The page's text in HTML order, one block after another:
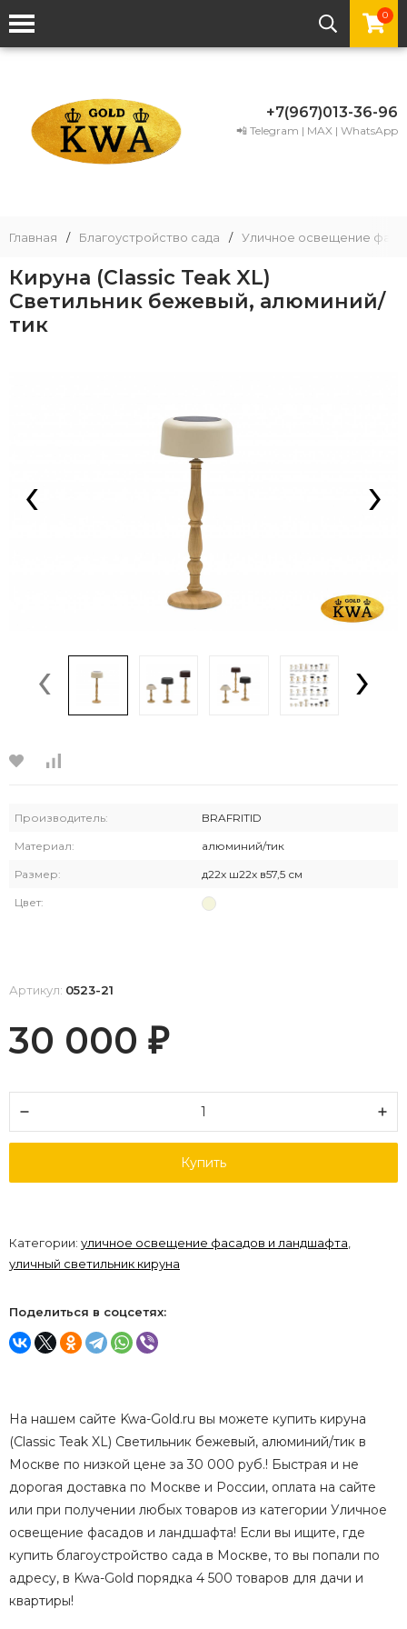
0
+7(967)013-36-96
📲 Telegram | MAX | WhatsApp
Главная / Благоустройство сада / Уличное освещение
Кируна (Classic Teak XL)
Светильник бежевый, алюминий/
тик
‹ ›
‹ ›
Производитель: BRAFRITID
Материал: алюминий/тик
Размер: д22х ш22х в57,5 см
Цвет:
Артикул: 0523-21
30 000 ₽
Купить
Категории: уличное освещение фасадов и ландшафта,
уличный светильник кируна
Поделиться в соцсетях:
На нашем сайте Kwa-Gold.ru вы можете купить кируна
(Classic Teak XL) Светильник бежевый, алюминий/тик в
Москве по низкой цене за 30 000 руб.! Быстрая и не
дорогая доставка по Москве и России, оплата на сайте
или при получении любых товаров из категории Уличное
освещение фасадов и ландшафта! Если вы ищите, где
купить благоустройство сада в Москве, то вы попали по
адресу, в Kwa-Gold порядка 4 500 товаров для дачи и
квартиры!